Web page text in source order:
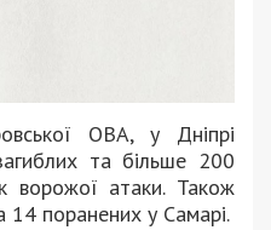
ОВА, у Дніпрі
та більше 200
ворожої атаки. Також
14 поранених у Самарі.